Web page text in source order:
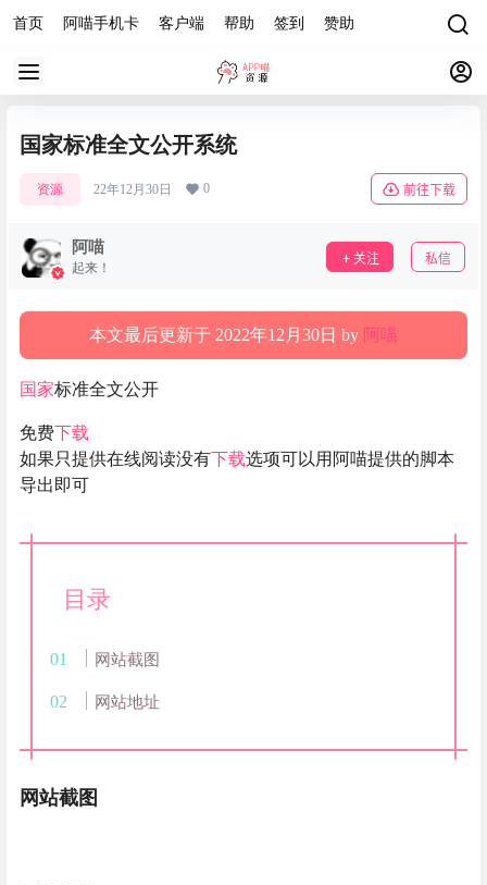
首页 阿喵手机卡 客户端 帮助 签到 赞助
国家标准全文公开系统
资源 22年12月30日 0 前往下载
阿喵
起来！
关注 私信
本文最后更新于 2022年12月30日 by 阿喵
国家标准全文公开
免费下载
如果只提供在线阅读没有下载选项可以用阿喵提供的脚本
导出即可
目录
网站截图
网站地址
网站截图